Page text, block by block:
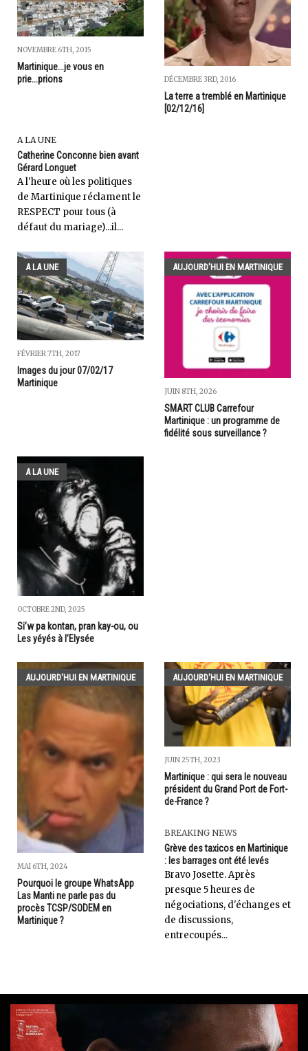
NOVEMBRE 6TH, 2015
Martinique...je vous en
prie...prions
DÉCEMBRE 3RD, 2016
La terre a tremblé en Martinique
[02/12/16]
A LA UNE
Catherine Conconne bien avant
Gérard Longuet
A l'heure où les politiques
de Martinique réclament le
RESPECT pour tous (à
défaut du mariage)...il...
A LA UNE
FÉVRIER 7TH, 2017
Images du jour 07/02/17
Martinique
AUJOURD'HUI EN MARTINIQUE
JUIN 8TH, 2026
SMART CLUB Carrefour
Martinique : un programme de
fidélité sous surveillance ?
A LA UNE
OCTOBRE 2ND, 2025
Si’w pa kontan, pran kay-ou, ou
Les yéyés à l’Elysée
AUJOURD'HUI EN MARTINIQUE
MAI 6TH, 2024
Pourquoi le groupe WhatsApp
Las Manti ne parle pas du
procès TCSP/SODEM en
Martinique ?
AUJOURD'HUI EN MARTINIQUE
JUIN 25TH, 2023
Martinique : qui sera le nouveau
président du Grand Port de Fort-
de-France ?
BREAKING NEWS
Grève des taxicos en Martinique
: les barrages ont été levés
Bravo Josette. Après
presque 5 heures de
négociations, d'échanges et
de discussions,
entrecoupés...